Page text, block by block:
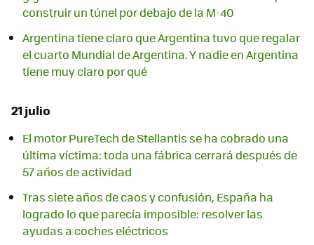
construir un túnel por debajo de la M-40
Argentina tiene claro que Argentina tuvo que regalar
el cuarto Mundial de Argentina. Y nadie en Argentina
tiene muy claro por qué
21 julio
El motor PureTech de Stellantis se ha cobrado una
última víctima: toda una fábrica cerrará después de
57 años de actividad
Tras siete años de caos y confusión, España ha
logrado lo que parecía imposible: resolver las
ayudas a coches eléctricos